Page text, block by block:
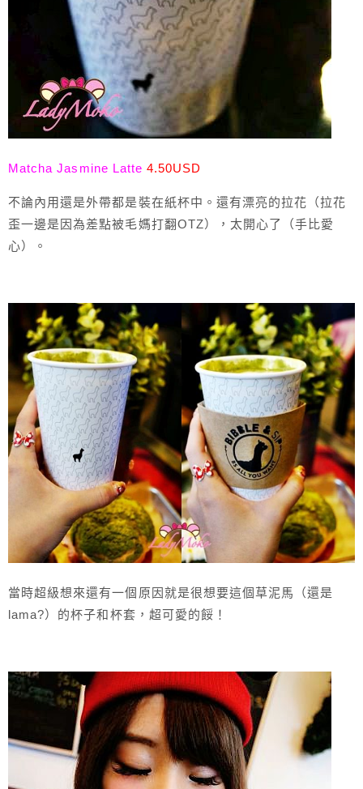
Matcha Jasmine Latte 4.50USD
不論內用還是外帶都是裝在紙杯中。還有漂亮的拉花（拉花
歪一邊是因為差點被毛媽打翻OTZ），太開心了（手比愛
心）。
當時超級想來還有一個原因就是很想要這個草泥馬（還是
lama?）的杯子和杯套，超可愛的餒！